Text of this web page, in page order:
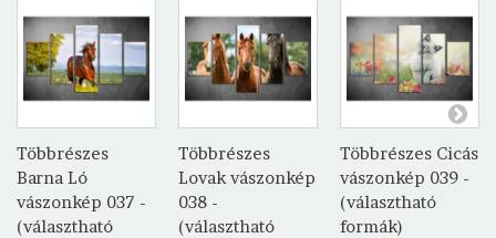
Többrészes
Barna Ló
vászonkép 037 -
(választható
Többrészes
Lovak vászonkép
038 -
(választható
Többrészes Cicás
vászonkép 039 -
(választható
formák)